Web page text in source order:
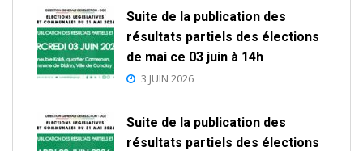
Suite de la publication des
résultats partiels des élections
de mai ce 03 juin à 14h
3 JUIN 2026
Suite de la publication des
résultats partiels des élections